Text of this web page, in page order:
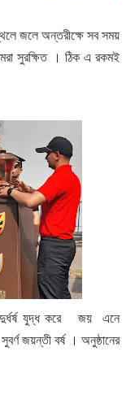
জলে অন্তরীক্ষে সব সময়
সুরক্ষিত । ঠিক এ রকমই
দুর্ধর্ষ যুদ্ধ করে জয় এনে
জয়ন্তী বর্ষ । অনুষ্ঠানের